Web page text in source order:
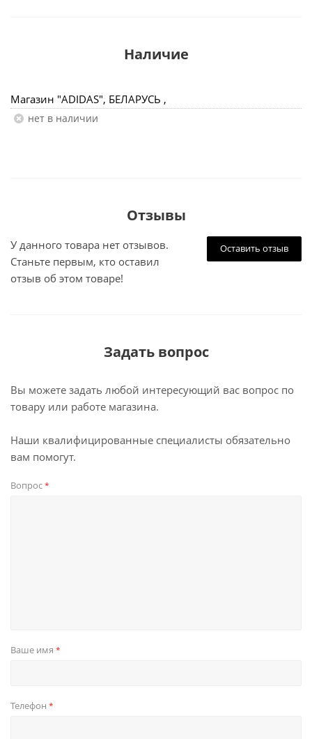
Наличие
Магазин "ADIDAS", БЕЛАРУСЬ ,
Нет в наличии
Отзывы
Оставить отзыв
У данного товара нет отзывов.
Станьте первым, кто оставил
отзыв об этом товаре!
Задать вопрос
Вы можете задать любой интересующий вас вопрос по
товару или работе магазина.
Наши квалифицированные специалисты обязательно
вам помогут.
Вопрос*
Ваше имя *
Телефон *